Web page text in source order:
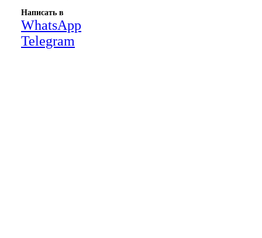
Написать в
WhatsApp
Telegram